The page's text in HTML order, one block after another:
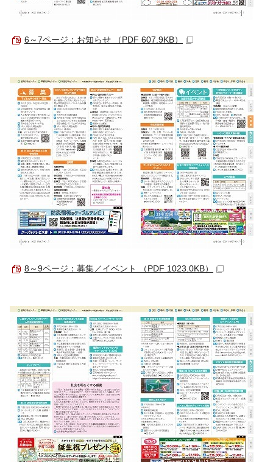
6～7ページ：お知らせ （PDF 607.9KB）
8～9ページ：募集／イベント （PDF 1023.0KB）